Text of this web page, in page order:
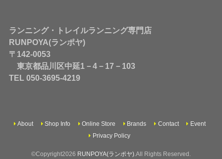
ランニング・トレイルランニング専門店
RUNPOYA(ランポヤ)
〒142-0053
東京都品川区中延1－4－17－103
TEL 050-3695-4219
About Shop Info Online Store Brands Contact
Event
Privacy Policy
©Copyright2026 RUNPOYA(ランポヤ) .All Rights Reserved.